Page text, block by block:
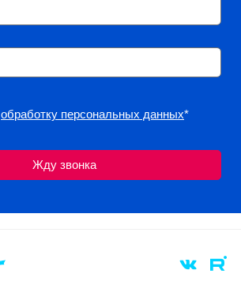
обработку персональных данных*